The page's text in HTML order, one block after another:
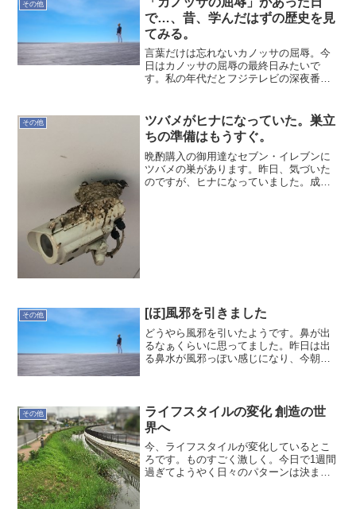
況で、昨日夕方...
その他
で…、昔、学んだはずの歴史を見
てみる。
言葉だけは忘れないカノッサの屈辱。今
日はカノッサの屈辱の最終日みたいで
す。私の年代だとフジテレビの深夜番組
をググってみます。カノッサの屈辱とは
叙任権闘争の一事件で、ロー...
その他
ツバメがヒナになっていた。巣立
ちの準備はもうすぐ。
晩酌購入の御用達なセブン・イレブンに
ツバメの巣があります。昨日、気づいた
のですが、ヒナになっていました。成長
その他 [ほ]風邪を引きました
どうやら風邪を引いたようです。鼻が出
るなぁくらいに思ってました。昨日は出
る鼻水が風邪っぽい感じになり、今朝の
状態になってきました。鼻...
その他
ライフスタイルの変化 創造の世
界へ
今、ライフスタイルが変化しているとこ
ろです。ものすごく激しく。今日で1週間
過ぎてようやく日々のパターンは決まっ